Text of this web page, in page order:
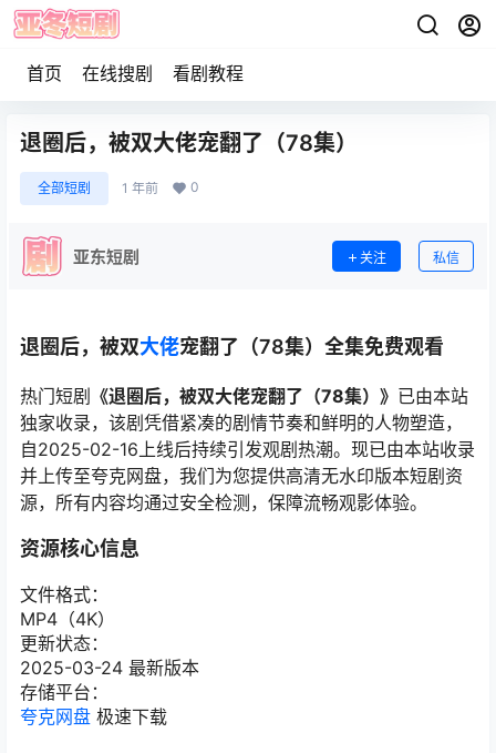
首页 在线搜剧 看剧教程
退圈后，被双大佬宠翻了（78集）
全部短剧 1 年前 0
亚东短剧 关注 私信
退圈后，被双大佬宠翻了（78集）全集免费观看
热门短剧 《退圈后，被双大佬宠翻了（78集）》 已由本站
独家收录，该剧凭借紧凑的剧情节奏和鲜明的人物塑造，
自2025-02-16上线后持续引发观剧热潮。现已由本站收录
并上传至夸克网盘，我们为您提供高清无水印版本短剧资
源，所有内容均通过安全检测，保障流畅观影体验。
资源核心信息
文件格式：
MP4（4K）
更新状态：
2025-03-24 最新版本
存储平台：
夸克网盘 极速下载